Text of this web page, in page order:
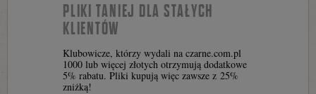
na
PLIKI TANIEJ DLA STAŁYCH
KLIENTÓW
Klubowicze, którzy wydali na czarne.com.pl
1000 lub więcej złotych otrzymują dodatkowe
5% rabatu. Pliki kupują więc zawsze z 25%
zniżką!